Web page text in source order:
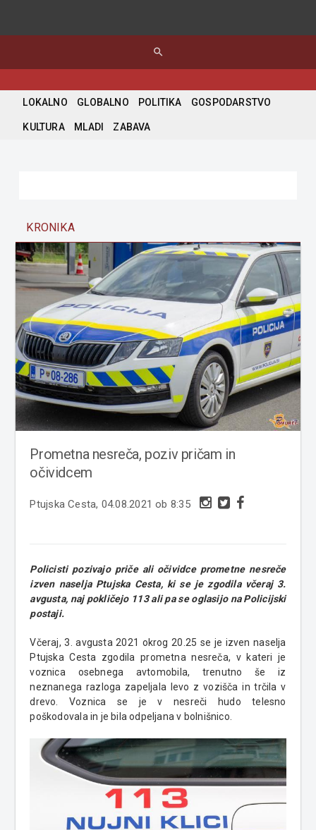
search
LOKALNO GLOBALNO POLITIKA GOSPODARSTVO
KULTURA MLADI ZABAVA
KRONIKA
Prometna nesreča, poziv pričam in
očividcem
Ptujska Cesta, 04.08.2021 ob 8:35
Policisti pozivajo priče ali očividce prometne nesreče
izven naselja Ptujska Cesta, ki se je zgodila včeraj 3.
avgusta, naj pokličejo 113 ali pa se oglasijo na Policijski
postaji.
Včeraj, 3. avgusta 2021 okrog 20.25 se je izven naselja
Ptujska Cesta zgodila prometna nesreča, v kateri je
voznica osebnega avtomobila, trenutno še iz
neznanega razloga zapeljala levo z vozišča in trčila v
drevo. Voznica se je v nesreči hudo telesno
poškodovala in je bila odpeljana v bolnišnico.